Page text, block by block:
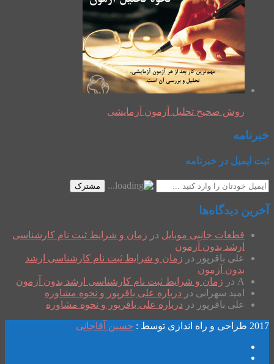
روش صحیح تحلیل آزمون آزمایشی
خبرنامه
ثبت ایمیل در خبرنامه
مشترک
آخرین دیدگاه‌ها
قطعات جانبی موبایل در زمان و شرایط ثبت نام کارشناسی
ارشد بدون آزمون
علی باقرپور در زمان و شرایط ثبت نام کارشناسی ارشد
بدون آزمون
A در زمان و شرایط ثبت نام کارشناسی ارشد بدون آزمون
امید سهرابی در درباره علی باقرپور و نحوه مشاوره
علی باقرپور در درباره علی باقرپور و نحوه مشاوره
2017 طراحی و راه اندازی توسط : حسین آقاجانی